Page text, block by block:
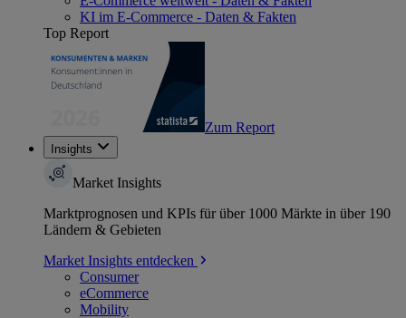
KI im E-Commerce - Daten & Fakten
Top Report
Zum Report
Insights
Market Insights
Marktprognosen und KPIs für über 1000 Märkte in über 190
Ländern & Gebieten
Market Insights entdecken
Consumer
eCommerce
Mobility